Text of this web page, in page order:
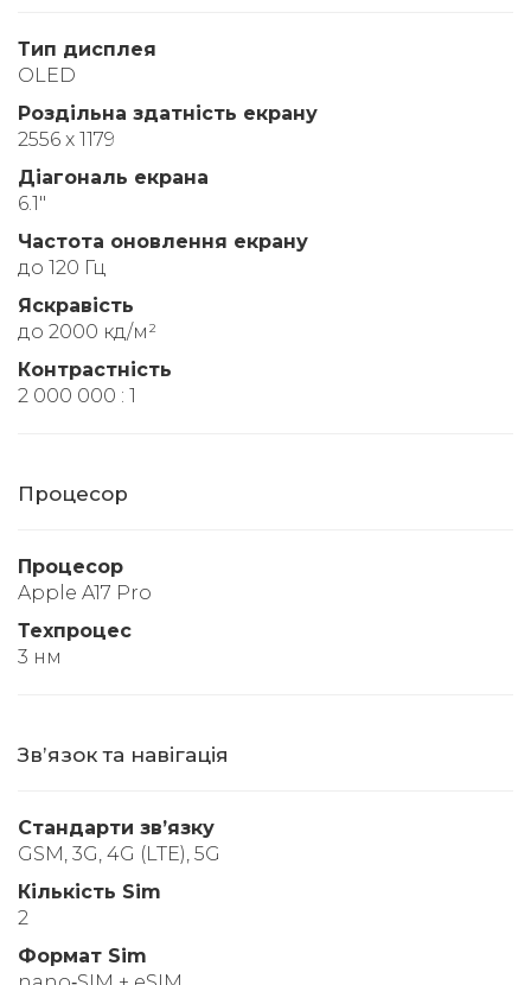
Тип дисплея
OLED
Роздільна здатність екрану
2556 x 1179
Діагональ екрана
6.1"
Частота оновлення екрану
до 120 Гц
Яскравість
до 2000 кд/м²
Контрастність
2 000 000 : 1
Процесор
Процесор
Apple A17 Pro
Техпроцес
3 нм
Звʼязок та навігація
Стандарти звʼязку
GSM, 3G, 4G (LTE), 5G
Кількість Sim
2
Формат Sim